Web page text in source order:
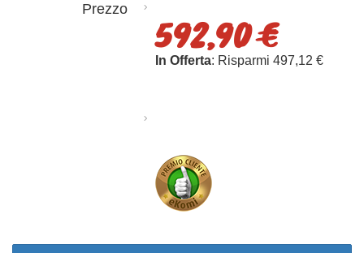
Prezzo
592,90 €
In Offerta: Risparmi 497,12 €